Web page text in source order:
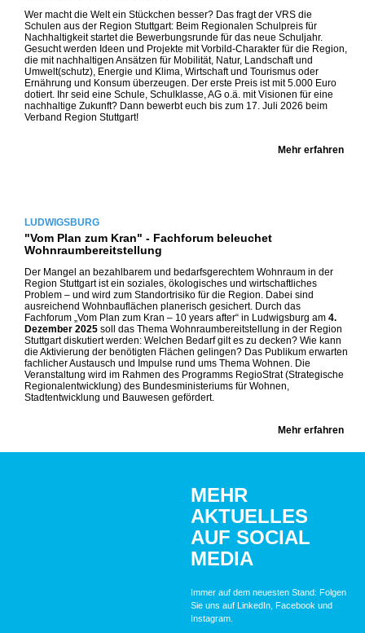
Wer macht die Welt ein Stückchen besser? Das fragt der VRS die
Schulen aus der Region Stuttgart: Beim Regionalen Schulpreis für
Nachhaltigkeit startet die Bewerbungsrunde für das neue Schuljahr.
Gesucht werden Ideen und Projekte mit Vorbild-Charakter für die Region,
die mit nachhaltigen Ansätzen für Mobilität, Natur, Landschaft und
Umwelt(schutz), Energie und Klima, Wirtschaft und Tourismus oder
Ernährung und Konsum überzeugen. Der erste Preis ist mit 5.000 Euro
dotiert. Ihr seid eine Schule, Schulklasse, AG o.ä. mit Visionen für eine
nachhaltige Zukunft? Dann bewerbt euch bis zum 17. Juli 2026 beim
Verband Region Stuttgart!
Mehr erfahren
LUDWIGSBURG
"Vom Plan zum Kran" - Fachforum beleuchet
Wohnraumbereitstellung
Der Mangel an bezahlbarem und bedarfsgerechtem Wohnraum in der
Region Stuttgart ist ein soziales, ökologisches und wirtschaftliches
Problem – und wird zum Standortrisiko für die Region. Dabei sind
ausreichend Wohnbauflächen planerisch gesichert. Durch das
Fachforum „Vom Plan zum Kran – 10 years after“ in Ludwigsburg am 4.
Dezember 2025 soll das Thema Wohnraumbereitstellung in der Region
Stuttgart diskutiert werden: Welchen Bedarf gilt es zu decken? Wie kann
die Aktivierung der benötigten Flächen gelingen? Das Publikum erwarten
fachlicher Austausch und Impulse rund ums Thema Wohnen. Die
Veranstaltung wird im Rahmen des Programms RegioStrat (Strategische
Regionalentwicklung) des Bundesministeriums für Wohnen,
Stadtentwicklung und Bauwesen gefördert.
Mehr erfahren
MEHR
AKTUELLES
AUF SOCIAL
MEDIA
Immer auf dem neuesten Stand: Folgen
Sie uns auf LinkedIn, Facebook und
Instagram.